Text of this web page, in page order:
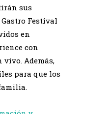
sus
Festival
en
con
vivo. Además,
para que los